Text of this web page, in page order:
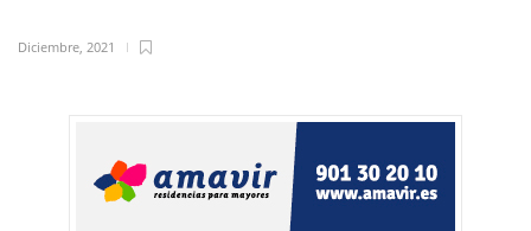
Diciembre, 2021